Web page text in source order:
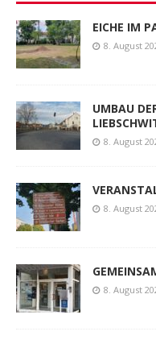
EICHE IM
8. August
UMBAU
8. August
8. August
8. August